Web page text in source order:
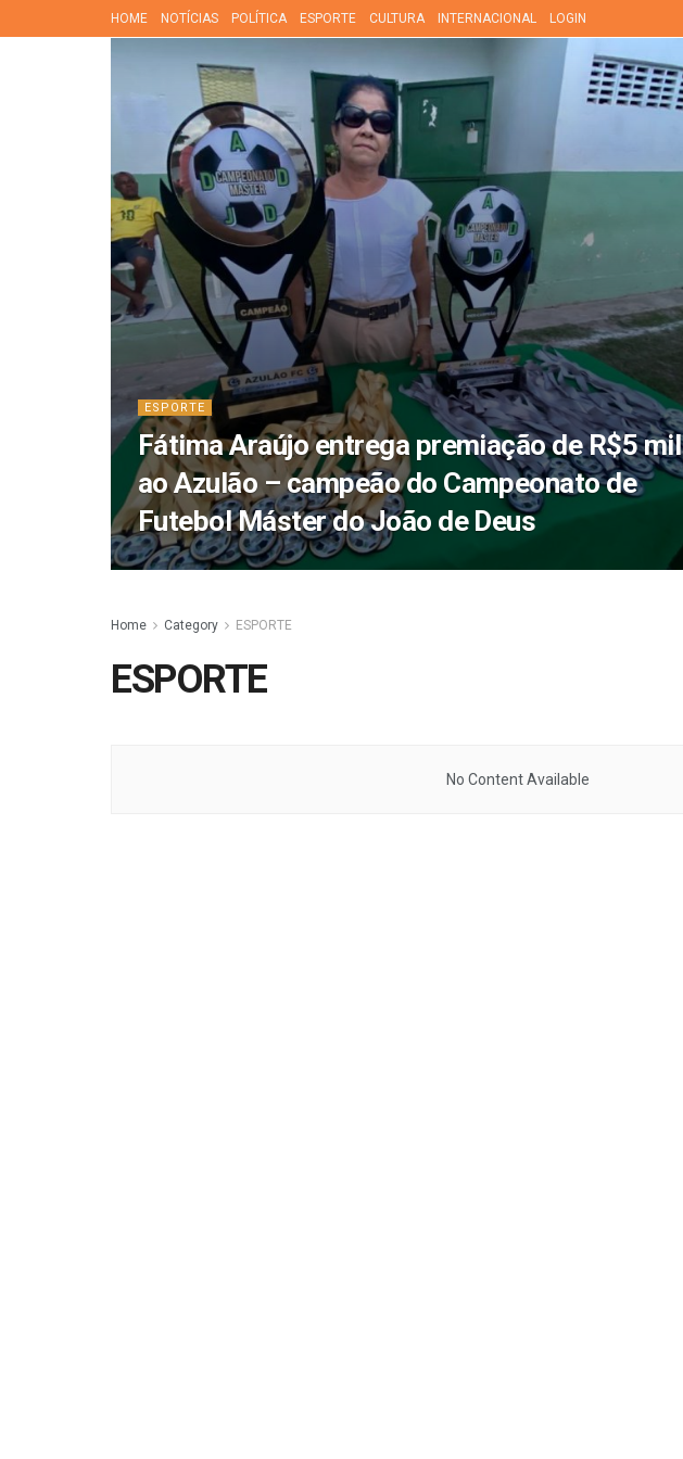
HOME NOTÍCIAS POLÍTICA ESPORTE CULTURA INTERNACIONAL LOGIN
ESPORTE
Fátima Araújo entrega premiação de R$5 mil
ao Azulão – campeão do Campeonato de
Futebol Máster do João de Deus
Home Category ESPORTE
ESPORTE
No Content Available